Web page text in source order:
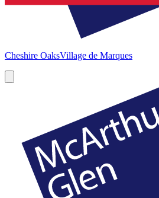
Cheshire OaksVillage de Marques